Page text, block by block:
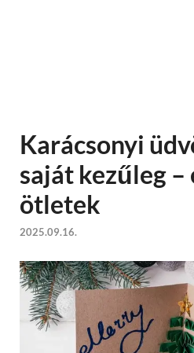
Karácsonyi
saját kezűleg –
ötletek
2025.09.16.